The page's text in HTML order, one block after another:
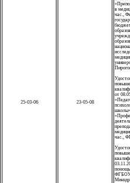
25-03-06 23-05-08
в
час.,
от
школы»,
час.,